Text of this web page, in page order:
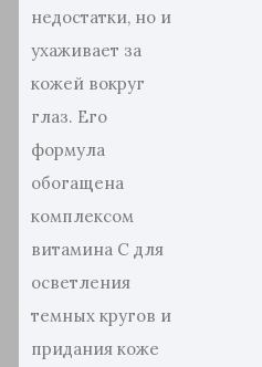
недостатки, но и
ухаживает за
кожей вокруг
глаз. Его
формула
обогащена
комплексом
витамина С для
осветления
темных кругов и
придания коже